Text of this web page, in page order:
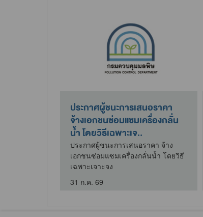
ประกาศผู้ชนะการเสนอราคา
จ้างเอกชนซ่อมแซมเครื่องกลั่น
น้ำ โดยวิธีเฉพาะเจ..
ประกาศผู้ชนะการเสนอราคา จ้าง
เอกชนซ่อมแซมเครื่องกลั่นน้ำ โดยวิธี
เฉพาะเจาะจง
31 ก.ค. 69